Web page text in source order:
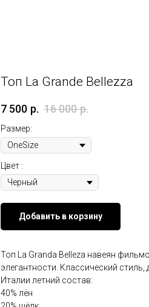
Топ La Grande Bellezza
7 500 р. 16 000 р.
Размер:
Цвет :
Добавить в корзину
Топ La Granda Belleza навеян
элегантности. Классический
Италии летний состав:
40% лён